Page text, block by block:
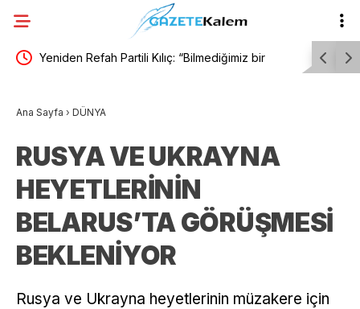
Yeniden Refah Partili Kılıç: “Bilmediğimiz bir
Ana Sayfa › DÜNYA
RUSYA VE UKRAYNA
HEYETLERİNİN
BELARUS’TA GÖRÜŞMESİ
BEKLENİYOR
Rusya ve Ukrayna heyetlerinin müzakere için